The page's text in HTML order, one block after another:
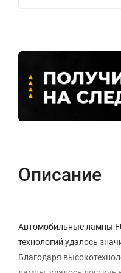
Описание
Автомобильные лампы
технологий удалось
Благодаря